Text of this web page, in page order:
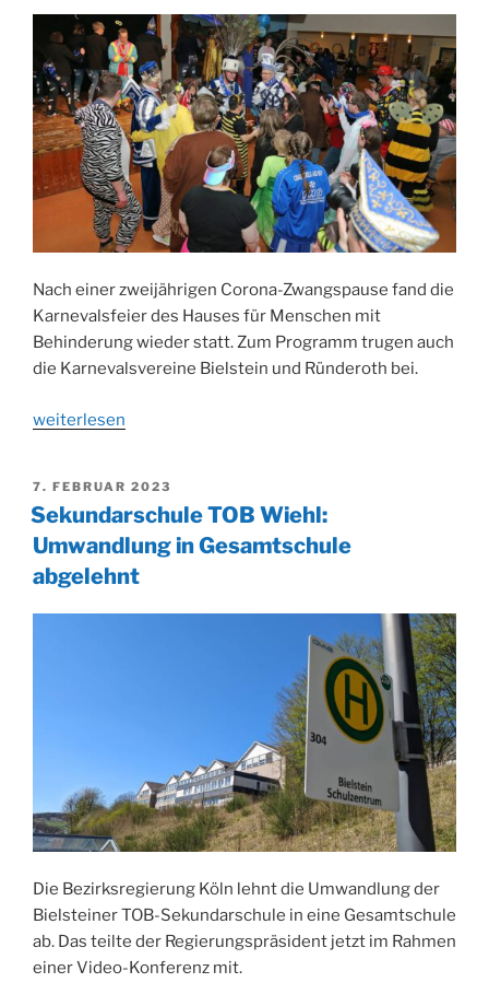
Wiehl-
Bielstein
wählte
neuen
Vorstand“
Nach einer zweijährigen Corona-Zwangspause fand die
Karnevalsfeier des Hauses für Menschen mit
Behinderung wieder statt. Zum Programm trugen auch
die Karnevalsvereine Bielstein und Ründeroth bei.
„Maskenball
Wiehl“
weiterlesen
VERÖFFENTLICHT
AM
7. FEBRUAR 2023
Sekundarschule TOB Wiehl:
Umwandlung in Gesamtschule
abgelehnt
Die Bezirksregierung Köln lehnt die Umwandlung der
Bielsteiner TOB-Sekundarschule in eine Gesamtschule
ab. Das teilte der Regierungspräsident jetzt im Rahmen
einer Video-Konferenz mit.